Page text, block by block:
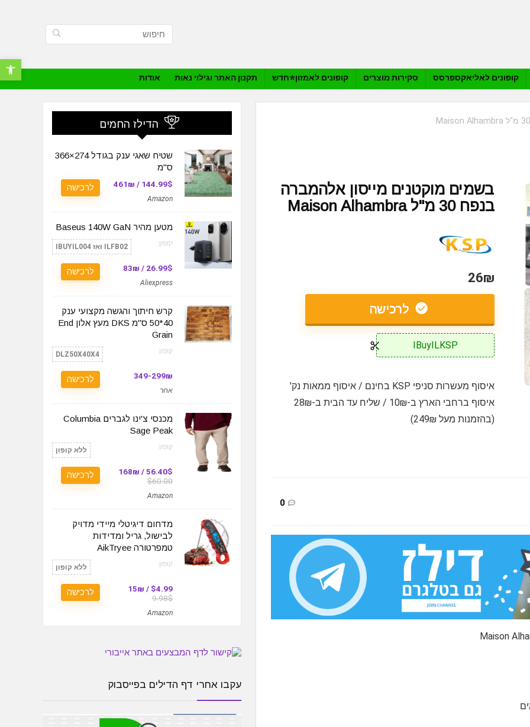
פתח
קופונים לאליאקספרסס סקירות מוצרים קופונים לאמזון⭐️חדש תקנון האתר וגילוי נאות אודות
בשמים מוקטנים מייסון אלהמברה
בנפח 30 מ"ל Maison Alhambra
26₪
לרכישה
IBuyILKSP
איסוף מעשרות סניפי KSP בחינם / איסוף ממאות נק'
איסוף ברחבי הארץ ב-10₪ / שליח עד הבית ב-28₪
(בהזמנות מעל 249₪)
0
הדילז החמים
שטיח שאגי ענק בגודל 274×366
ס"מ
144.99$ / 461₪
Amazon
לרכישה
מטען מהיר Baseus 140W GaN
קופון: ILFB02 ואז IBUYIL004
26.99$ / 83₪
Aliexpress
לרכישה
קרש חיתוך והגשה מקצועי ענק
40*50 ס"מ DKS מעץ אלון End
Grain
קופון: DLZ50X40X4
299₪-349
אחר
לרכישה
מכנסי צ'ינו לגברים Columbia
Sage Peak
קופון: ללא קופון
56.40$ / 168₪
$60.00
Amazon
לרכישה
מדחום דיגיטלי מיידי מדויק
לבישול, גריל ומדידות
טמפרטורה AikTryee
קופון: ללא קופון
$4.99 / 15₪
9.98$
Amazon
לרכישה
עקבו אחרי דף הדילים בפייסבוק